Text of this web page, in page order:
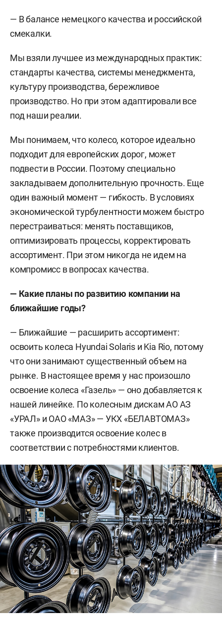
— В балансе немецкого качества и российской
смекалки.
Мы взяли лучшее из международных практик:
стандарты качества, системы менеджмента,
культуру производства, бережливое
производство. Но при этом адаптировали все
под наши реалии.
Мы понимаем, что колесо, которое идеально
подходит для европейских дорог, может
подвести в России. Поэтому специально
закладываем дополнительную прочность. Еще
один важный момент — гибкость. В условиях
экономической турбулентности можем быстро
перестраиваться: менять поставщиков,
оптимизировать процессы, корректировать
ассортимент. При этом никогда не идем на
компромисс в вопросах качества.
— Какие планы по развитию компании на
ближайшие годы?
— Ближайшие — расширить ассортимент:
освоить колеса Hyundai Solaris и Kia Rio, потому
что они занимают существенный объем на
рынке. В настоящее время у нас произошло
освоение колеса «Газель» — оно добавляется к
нашей линейке. По колесным дискам АО АЗ
«УРАЛ» и ОАО «МАЗ» — УКХ «БЕЛАВТОМАЗ»
также производится освоение колес в
соответствии с потребностями клиентов.